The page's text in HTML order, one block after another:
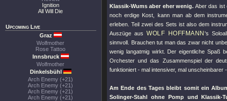
Ignition
All Will Die
Upcoming Live
Graz
Wolfmother
Rose Tattoo
Innsbruck
Wolfmother
Dinkelsbühl
Arch Enemy (+21)
Arch Enemy (+21)
Arch Enemy (+21)
Arch Enemy (+21)
Klassik-Wums aber eher wenig. Aber das ist
noch erdige Kost, kann man ab dem
erleben. Teil zwei des Sets ist also dem
Auszüge ausWOLF HOFFMANN 's
sinnvoll. Brauchen tut man das zwar nicht
wenig langatmig wirkt. Der eigentliche Spaß
Orchester und das Zusammenspiel der
funktioniert - mal intensiver, mal unscheinbarer
Am Ende des Tages bleibt somit ein
Solinger-Stahl ohne Pomp und